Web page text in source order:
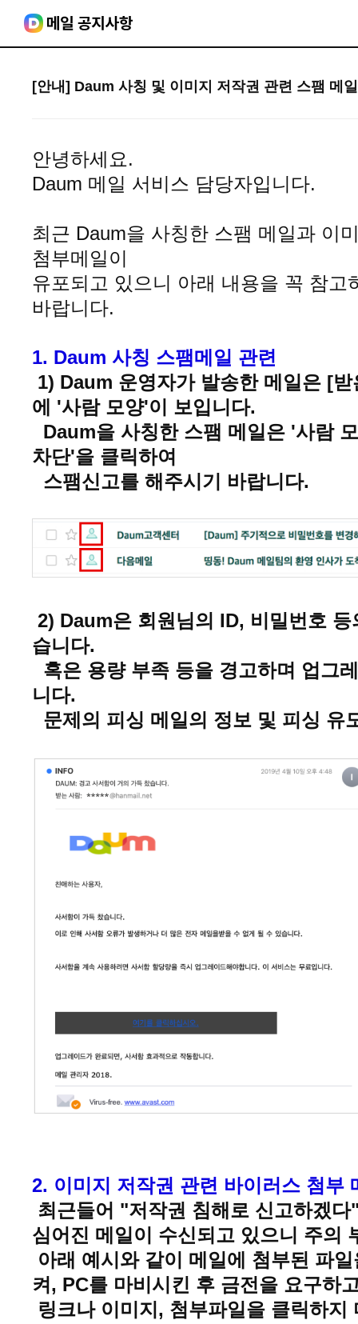
[안내] Daum 사칭 및 이미지 저작권 관련 스팸 메
안녕하세요.
Daum 메일 서비스 담당자입니다.
최근 Daum을 사칭한 스팸 메일과 이
첨부메일이
유포되고 있으니 아래 내용을 꼭 참고
바랍니다.
1. Daum 사칭 스팸메일 관련
1) Daum 운영자가 발송한 메일은 [
에 '사람 모양'이 보입니다.
Daum을 사칭한 스팸 메일은 '사람
차단'을 클릭하여
스팸신고를 해주시기 바랍니다.
2) Daum은 회원님의 ID, 비밀번호
습니다.
혹은 용량 부족 등을 경고하며 업그
니다.
문제의 피싱 메일의 정보 및 피싱 유
2. 이미지 저작권 관련 바이러스 첨부
최근들어 "저작권 침해로 신고하겠
심어진 메일이 수신되고 있으니 주의
아래 예시와 같이 메일에 첨부된 파
켜, PC를 마비시킨 후 금전을 요구하
링크나 이미지, 첨부파일을 클릭하